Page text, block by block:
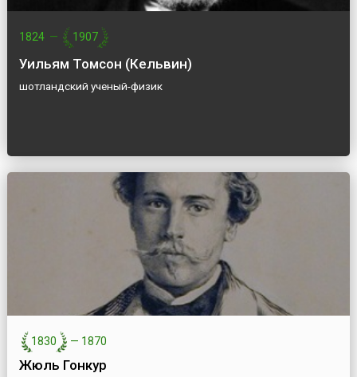
1824 — 1907
Уильям Томсон (Кельвин)
шотландский ученый-физик
1830 — 1870
Жюль Гонкур